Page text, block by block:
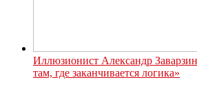
Иллюзионист Александр
там, где заканчивается логика»